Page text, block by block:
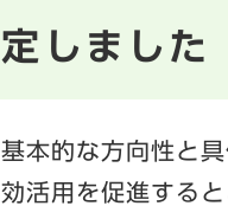
しました
本的な方向性と
活用を促進すると